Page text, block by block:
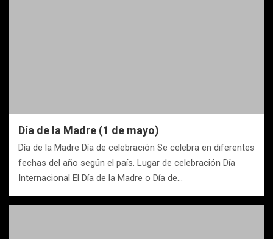
Día de la Madre (1 de mayo)
Día de la Madre Día de celebración Se celebra en diferentes
fechas del año según el país. Lugar de celebración Día
Internacional El Día de la Madre o Día de…